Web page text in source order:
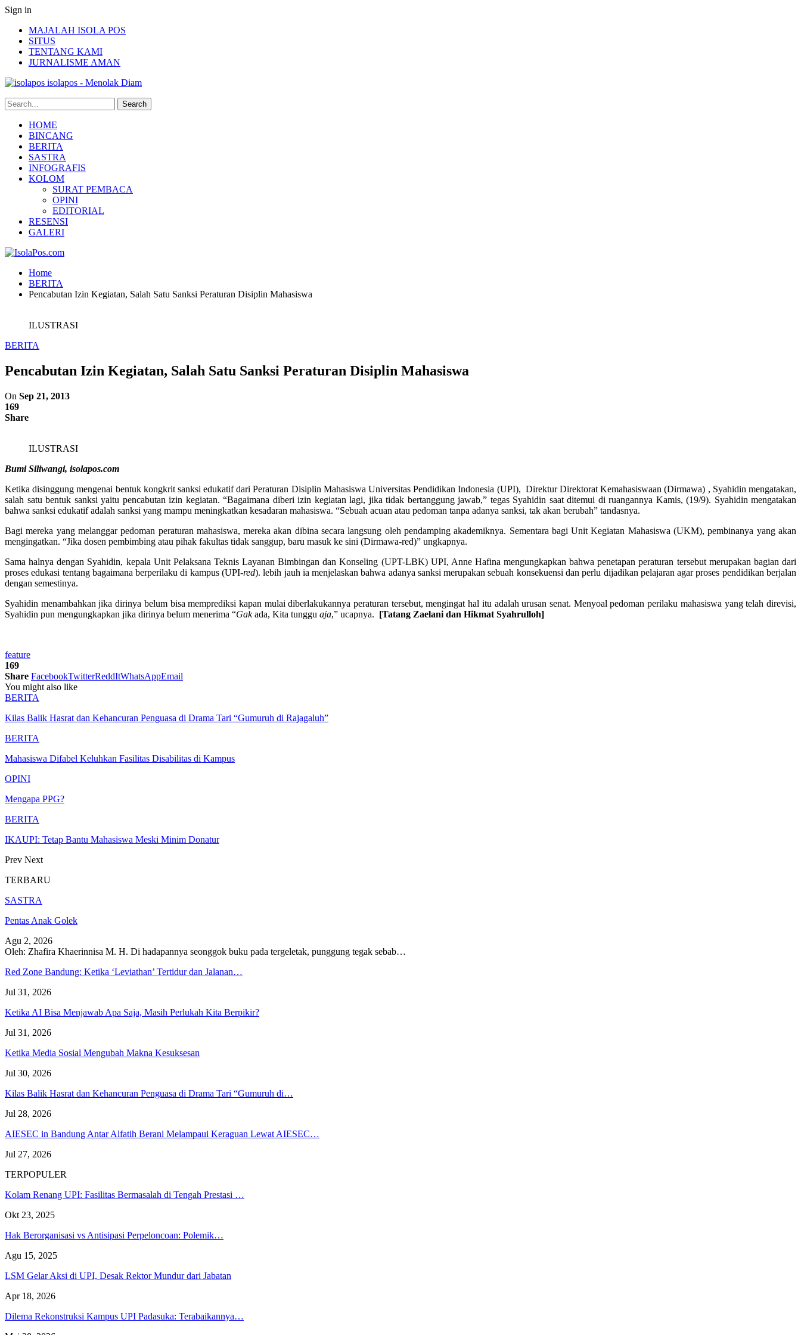
Sign in
MAJALAH ISOLA POS
SITUS
TENTANG KAMI
JURNALISME AMAN
isolapos - Menolak Diam
HOME
BINCANG
BERITA
SASTRA
INFOGRAFIS
KOLOM
SURAT PEMBACA
OPINI
EDITORIAL
RESENSI
GALERI
Home
BERITA
Pencabutan Izin Kegiatan, Salah Satu Sanksi Peraturan Disiplin Mahasiswa
ILUSTRASI
BERITA
Pencabutan Izin Kegiatan, Salah Satu Sanksi Peraturan Disiplin Mahasiswa
On Sep 21, 2013
169
Share
ILUSTRASI
Bumi Siliwangi, isolapos.com
Ketika disinggung mengenai bentuk kongkrit sanksi edukatif dari Peraturan Disiplin Mahasiswa Universitas Pendidikan Indonesia (UPI), Direktur Direktorat Kemahasiswaan (Dirmawa) , Syahidin mengatakan,
salah satu bentuk sanksi yaitu pencabutan izin kegiatan. “Bagaimana diberi izin kegiatan lagi, jika tidak bertanggung jawab,” tegas Syahidin saat ditemui di ruangannya Kamis, (19/9). Syahidin mengatakan
bahwa sanksi edukatif adalah sanksi yang mampu meningkatkan kesadaran mahasiswa. “Sebuah acuan atau pedoman tanpa adanya sanksi, tak akan berubah” tandasnya.
Bagi mereka yang melanggar pedoman peraturan mahasiswa, mereka akan dibina secara langsung oleh pendamping akademiknya. Sementara bagi Unit Kegiatan Mahasiswa (UKM), pembinanya yang akan
mengingatkan. “Jika dosen pembimbing atau pihak fakultas tidak sanggup, baru masuk ke sini (Dirmawa-red)” ungkapnya.
Sama halnya dengan Syahidin, kepala Unit Pelaksana Teknis Layanan Bimbingan dan Konseling (UPT-LBK) UPI, Anne Hafina mengungkapkan bahwa penetapan peraturan tersebut merupakan bagian dari
proses edukasi tentang bagaimana berperilaku di kampus (UPI-red). lebih jauh ia menjelaskan bahwa adanya sanksi merupakan sebuah konsekuensi dan perlu dijadikan pelajaran agar proses pendidikan berjalan
dengan semestinya.
Syahidin menambahkan jika dirinya belum bisa memprediksi kapan mulai diberlakukannya peraturan tersebut, mengingat hal itu adalah urusan senat. Menyoal pedoman perilaku mahasiswa yang telah direvisi,
Syahidin pun mengungkapkan jika dirinya belum menerima “Gakada, Kita tunggu aja,” ucapnya. [Tatang Zaelani dan Hikmat Syahrulloh]
feature
169
Share FacebookTwitterReddItWhatsAppEmail
You might also like
BERITA
Kilas Balik Hasrat dan Kehancuran Penguasa di Drama Tari “Gumuruh di Rajagaluh”
BERITA
Mahasiswa Difabel Keluhkan Fasilitas Disabilitas di Kampus
OPINI
Mengapa PPG?
BERITA
IKAUPI: Tetap Bantu Mahasiswa Meski Minim Donatur
Prev Next
TERBARU
SASTRA
Pentas Anak Golek
Agu 2, 2026
Oleh: Zhafira Khaerinnisa M. H. Di hadapannya seonggok buku pada tergeletak, punggung tegak sebab…
Red Zone Bandung: Ketika ‘Leviathan’ Tertidur dan Jalanan…
Jul 31, 2026
Ketika AI Bisa Menjawab Apa Saja, Masih Perlukah Kita Berpikir?
Jul 31, 2026
Ketika Media Sosial Mengubah Makna Kesuksesan
Jul 30, 2026
Kilas Balik Hasrat dan Kehancuran Penguasa di Drama Tari “Gumuruh di…
Jul 28, 2026
AIESEC in Bandung Antar Alfatih Berani Melampaui Keraguan Lewat AIESEC…
Jul 27, 2026
TERPOPULER
Kolam Renang UPI: Fasilitas Bermasalah di Tengah Prestasi …
Okt 23, 2025
Hak Berorganisasi vs Antisipasi Perpeloncoan: Polemik…
Agu 15, 2025
LSM Gelar Aksi di UPI, Desak Rektor Mundur dari Jabatan
Apr 18, 2026
Dilema Rekonstruksi Kampus UPI Padasuka: Terabaikannya…